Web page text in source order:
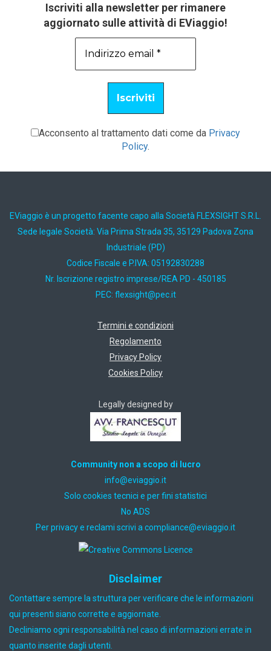
Iscriviti alla newsletter per rimanere
aggiornato sulle attività di EViaggio!
Acconsento al trattamento dati come da Privacy
Policy.
EViaggio è un progetto facente capo alla Società FLEXSIGHT S.R.L.
Sede legale Società: Via Prima Strada 35, 35129 Padova Zona
Industriale (PD)
Codice Fiscale e P.IVA: 05192830288
Nr. Iscrizione registro imprese/REA PD - 450185
PEC: ti.cep@thgisxelf
Termini e condizioni
Regolamento
Privacy Policy
Cookies Policy
Legally designed by
Community non a scopo di lucro
ti.oiggaive@ofni
Solo cookies tecnici e per fini statistici
No ADS
Per privacy e reclami scrivi a ti.oiggaive@ecnailpmoc
Disclaimer
Contattare sempre la struttura per verificare che le informazioni
qui presenti siano corrette e aggiornate.
Decliniamo ogni responsabilità nel caso di informazioni errate in
quanto inserite dagli utenti.